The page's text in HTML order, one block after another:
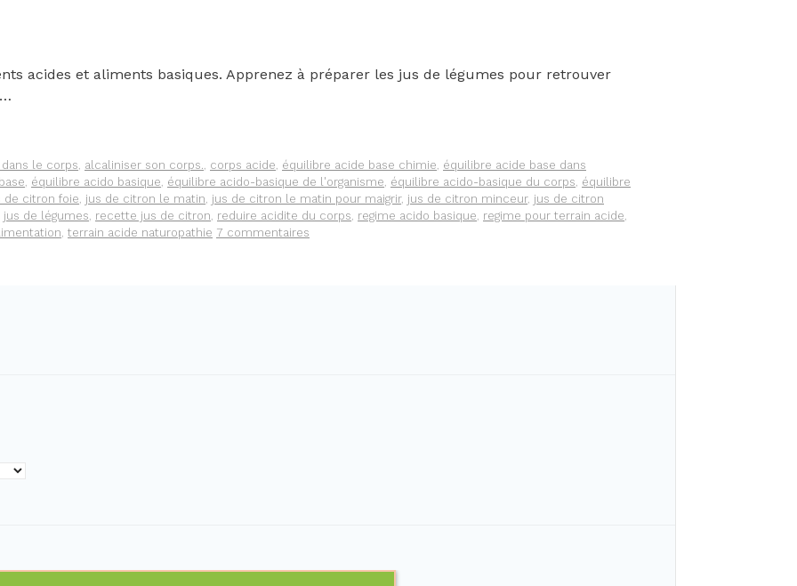
acides et aliments basiques. Apprenez à préparer les jus de légumes pour retrouver
le corps, alcaliniser son corps., corps acide, équilibre acide base chimie, équilibre acide base dans
, équilibre acido basique, équilibre acido-basique de l'organisme, équilibre acido-basique du corps, équilibre
de citron foie, jus de citron le matin, jus de citron le matin pour maigrir, jus de citron minceur, jus de citron
jus de légumes, recette jus de citron, reduire acidite du corps, regime acido basique, regime pour terrain acide,
, terrain acide naturopathie 7 commentaires